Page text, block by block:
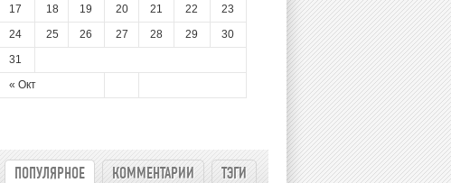
« Окт
17
18 19 20 21 22
23
24
25 26 27 28 29
30
31
ПОПУЛЯРНОЕ КОММЕНТАРИИ ТЭГИ